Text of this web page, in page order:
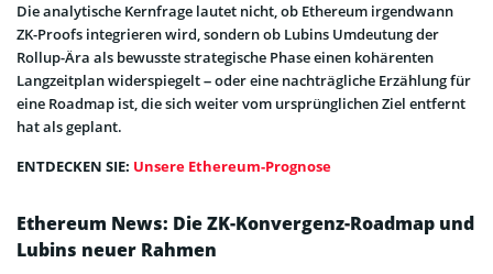
Die analytische Kernfrage lautet nicht, ob Ethereum irgendwann
ZK-Proofs integrieren wird, sondern ob Lubins Umdeutung der
Rollup-Ära als bewusste strategische Phase einen kohärenten
Langzeitplan widerspiegelt – oder eine nachträgliche Erzählung für
eine Roadmap ist, die sich weiter vom ursprünglichen Ziel entfernt
hat als geplant.
ENTDECKEN SIE: Unsere Ethereum-Prognose
Ethereum News: Die ZK-Konvergenz-Roadmap und
Lubins neuer Rahmen